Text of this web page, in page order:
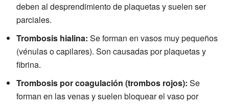
deben al desprendimiento de plaquetas y suelen ser
parciales.
Trombosis hialina: Se forman en vasos muy pequeños
(vénulas o capilares). Son causadas por plaquetas y
fibrina.
Trombosis por coagulación (trombos rojos): Se
forman en las venas y suelen bloquear el vaso por